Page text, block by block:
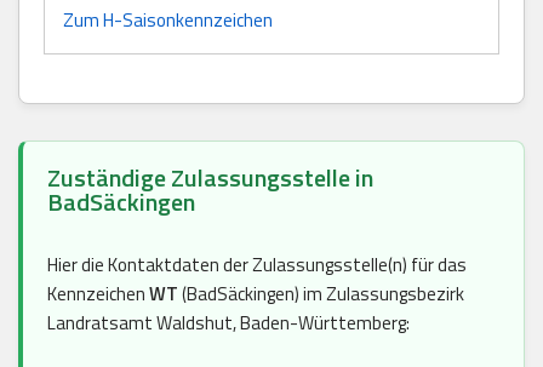
Zum H-Saisonkennzeichen
Zuständige Zulassungsstelle in
BadSäckingen
Hier die Kontaktdaten der Zulassungsstelle(n) für das
KennzeichenWT(BadSäckingen) im Zulassungsbezirk
Landratsamt Waldshut, Baden-Württemberg: